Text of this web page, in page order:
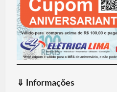
⇓ Informações